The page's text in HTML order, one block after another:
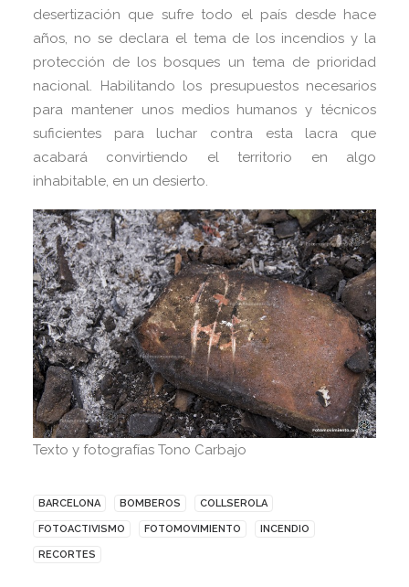
desertización que sufre todo el país desde hace
años, no se declara el tema de los incendios y la
protección de los bosques un tema de prioridad
nacional. Habilitando los presupuestos necesarios
para mantener unos medios humanos y técnicos
suficientes para luchar contra esta lacra que
acabará convirtiendo el territorio en algo
inhabitable, en un desierto.
Texto y fotografías Tono Carbajo
BARCELONA BOMBEROS COLLSEROLA
FOTOACTIVISMO FOTOMOVIMIENTO INCENDIO
RECORTES